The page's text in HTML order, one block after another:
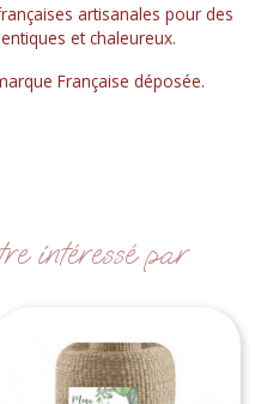
artisanales pour des
et chaleureux.
Française déposée.
intéressé par